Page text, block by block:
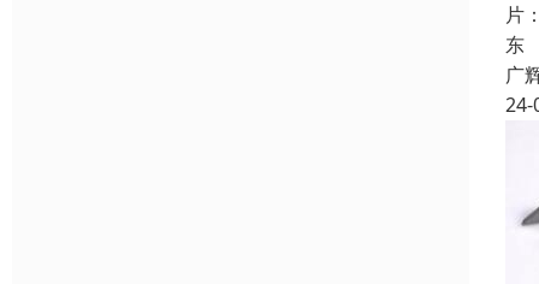
片
东
广
24-